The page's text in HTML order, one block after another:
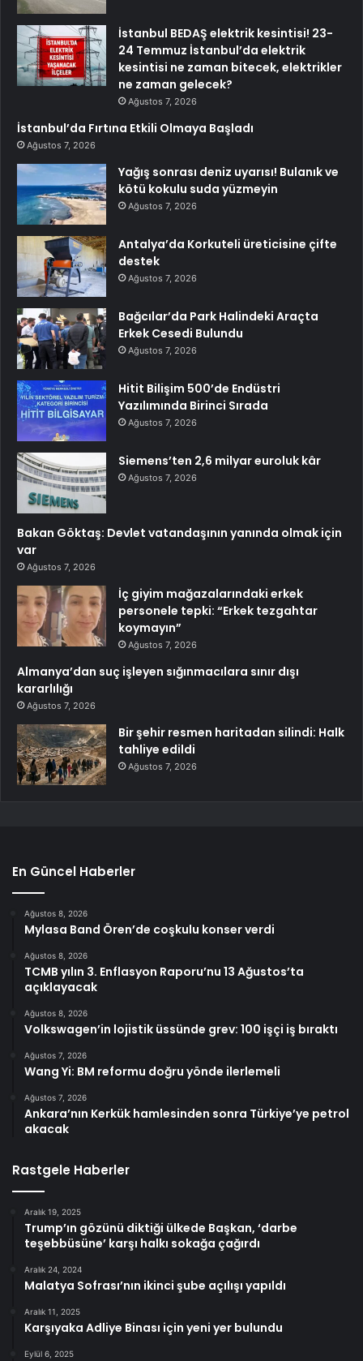
İstanbul BEDAŞ elektrik kesintisi! 23-
24 Temmuz İstanbul’da elektrik
kesintisi ne zaman bitecek, elektrikler
ne zaman gelecek?
Ağustos 7, 2026
İstanbul’da Fırtına Etkili Olmaya Başladı
Ağustos 7, 2026
Yağış sonrası deniz uyarısı! Bulanık ve
kötü kokulu suda yüzmeyin
Ağustos 7, 2026
Antalya’da Korkuteli üreticisine çifte
destek
Ağustos 7, 2026
Bağcılar’da Park Halindeki Araçta
Erkek Cesedi Bulundu
Ağustos 7, 2026
Hitit Bilişim 500’de Endüstri
Yazılımında Birinci Sırada
Ağustos 7, 2026
Siemens’ten 2,6 milyar euroluk kâr
Ağustos 7, 2026
Bakan Göktaş: Devlet vatandaşının yanında olmak için
var
Ağustos 7, 2026
İç giyim mağazalarındaki erkek
personele tepki: “Erkek tezgahtar
koymayın”
Ağustos 7, 2026
Almanya’dan suç işleyen sığınmacılara sınır dışı
kararlılığı
Ağustos 7, 2026
Bir şehir resmen haritadan silindi: Halk
tahliye edildi
Ağustos 7, 2026
En Güncel Haberler
Ağustos 8, 2026
Mylasa Band Ören’de coşkulu konser verdi
Ağustos 8, 2026
TCMB yılın 3. Enflasyon Raporu’nu 13 Ağustos’ta
açıklayacak
Ağustos 8, 2026
Volkswagen’in lojistik üssünde grev: 100 işçi iş bıraktı
Ağustos 7, 2026
Wang Yi: BM reformu doğru yönde ilerlemeli
Ağustos 7, 2026
Ankara’nın Kerkük hamlesinden sonra Türkiye’ye petrol
akacak
Rastgele Haberler
Aralık 19, 2025
Trump’ın gözünü diktiği ülkede Başkan, ‘darbe
teşebbüsüne’ karşı halkı sokağa çağırdı
Aralık 24, 2024
Malatya Sofrası’nın ikinci şube açılışı yapıldı
Aralık 11, 2025
Karşıyaka Adliye Binası için yeni yer bulundu
Eylül 6, 2025